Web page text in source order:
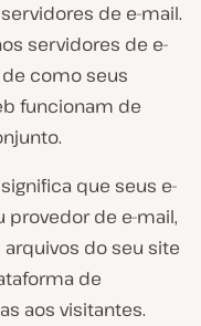
de e-mail.
servidores de e-
como seus
funcionam de
que seus e-
de e-mail,
do seu site
de
aos visitantes.